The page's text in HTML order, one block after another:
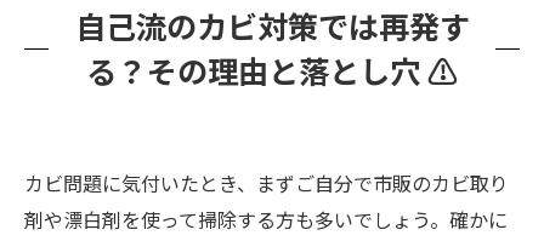
自己流のカビ対策では再発す
る？その理由と落とし穴 ⚠️
カビ問題に気付いたとき、まずご自分で市販のカビ取り
剤や漂白剤を使って掃除する方も多いでしょう。確かに